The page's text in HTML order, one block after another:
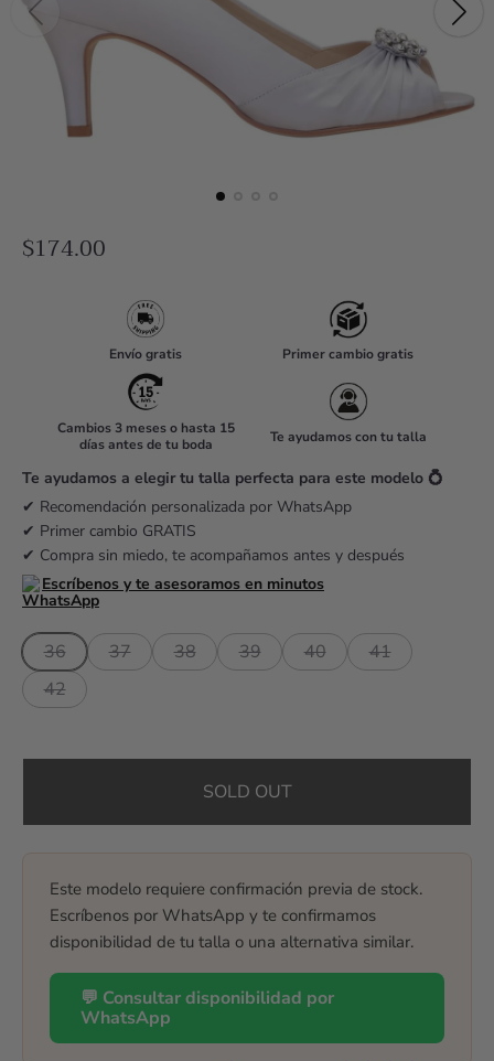
R
r
i
c
e
$174.00
Envío gratis Primer cambio gratis
Cambios 3 meses o hasta 15
días antes de tu boda
Te ayudamos con tu talla
Te ayudamos a elegir tu talla perfecta para este modelo 💍
✔ Recomendación personalizada por WhatsApp
✔ Primer cambio GRATIS
✔ Compra sin miedo, te acompañamos antes y después
Escríbenos y te asesoramos en minutos
36 37 38 39 40
41
42
SOLD OUT
Este modelo requiere confirmación previa de stock.
Escríbenos por WhatsApp y te confirmamos
disponibilidad de tu talla o una alternativa similar.
💬 Consultar disponibilidad por
WhatsApp